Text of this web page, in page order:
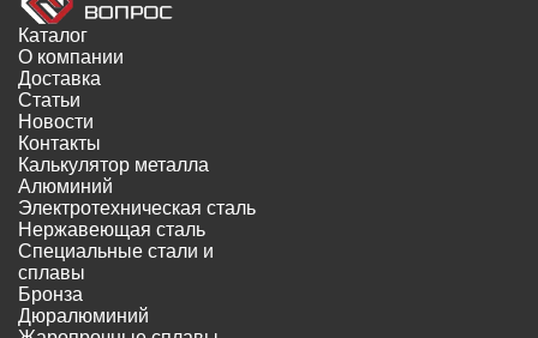
Каталог
О компании
Доставка
Статьи
Новости
Контакты
Калькулятор металла
Алюминий
Электротехническая сталь
Нержавеющая сталь
Специальные стали и
сплавы
Бронза
Дюралюминий